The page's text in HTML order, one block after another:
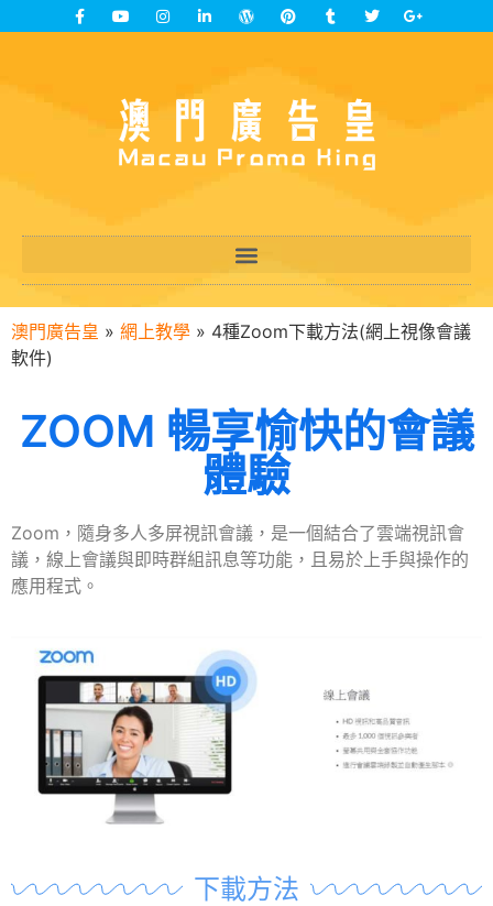
澳門廣告皇 » 網上教學 » 4種Zoom下載方法(網上視像會議
軟件)
ZOOM 暢享愉快的會議
體驗
Zoom，隨身多人多屏視訊會議，是一個結合了雲端視訊會
議，線上會議與即時群組訊息等功能，且易於上手與操作的
應用程式。
下載方法